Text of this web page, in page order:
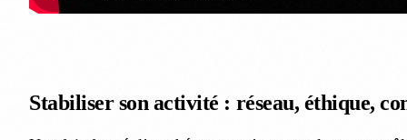
Stabiliser son activité : réseau, éthique,